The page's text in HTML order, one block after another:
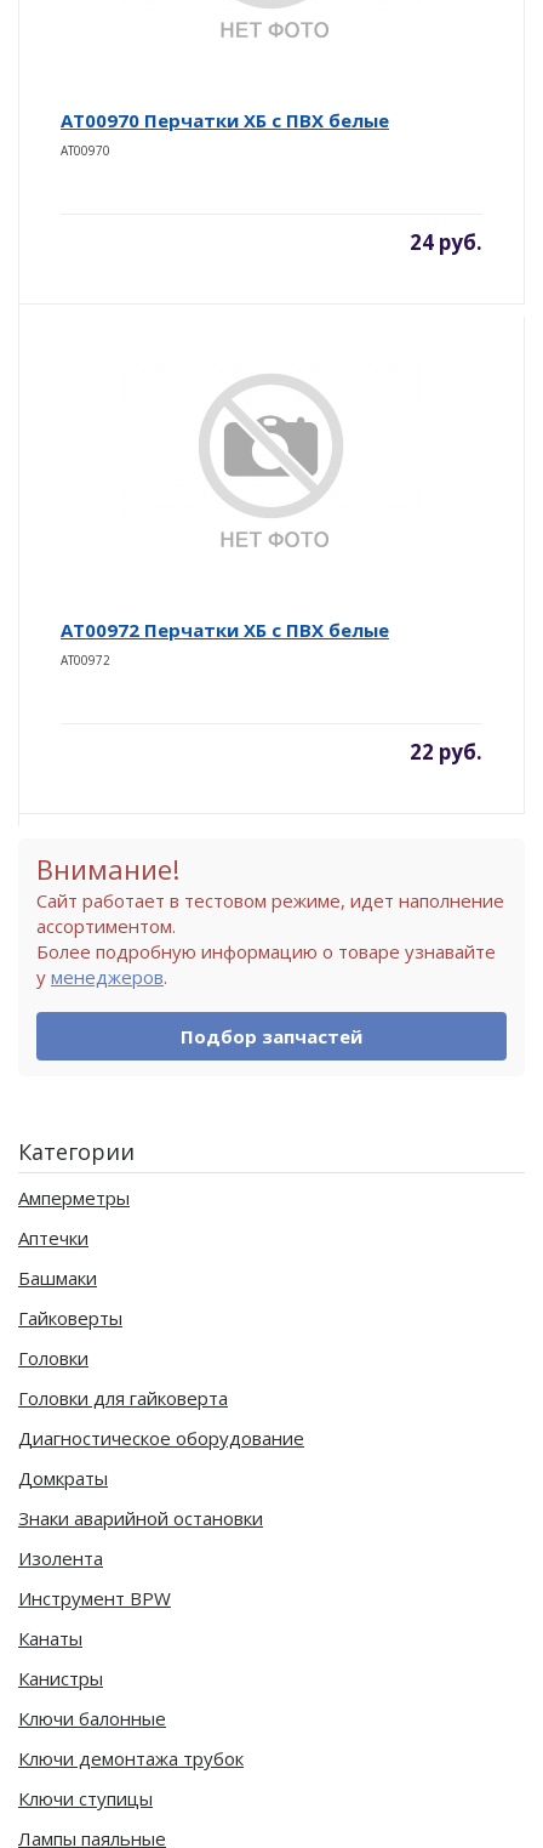
AT00970 Перчатки ХБ с ПВХ белые
AT00970
24 руб.
AT00972 Перчатки ХБ с ПВХ белые
AT00972
22 руб.
Внимание!
Сайт работает в тестовом режиме, идет наполнение
ассортиментом.
Более подробную информацию о товаре узнавайте
у менеджеров.
Подбор запчастей
Категории
Амперметры
Аптечки
Башмаки
Гайковерты
Головки
Головки для гайковерта
Диагностическое оборудование
Домкраты
Знаки аварийной остановки
Изолента
Инструмент BPW
Канаты
Канистры
Ключи балонные
Ключи демонтажа трубок
Ключи ступицы
Лампы паяльные